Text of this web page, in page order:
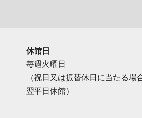
休館日
毎週火曜日
（祝日又は振替休日に当たる場
翌平日休館）